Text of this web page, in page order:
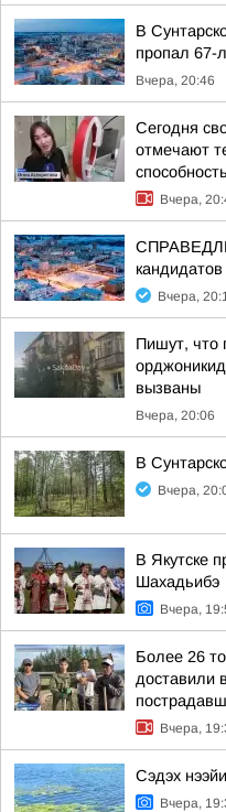
В
пропал 67-
Вчера, 20:46
Сегодня
отмечают
Вчера,
Вчера,
Пишут, что
вызваны
Вчера, 20:06
В
Вчера,
В Якутске
Шахадьибэ
Вчера,
Более 26
доставили
Вчера,
Сэдэх
Вчера,